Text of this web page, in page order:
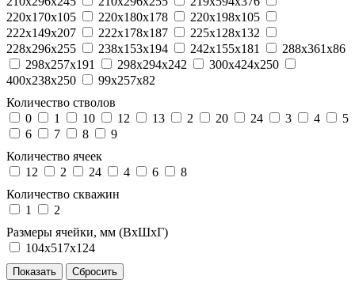
220x170x105
220x180x178
220x198x105
222x149x207
222x178x187
225x128x132
228x296x255
238x153x194 242x155x181
288x361x86
298x257x191
298x294x242
300x424x250
400x238x250
99x257x82
Количество стволов
0
1 10 12 13 2 20 24 3 4
5
6
7 8
9
Количество ячеек
12
2 24 4 6
8
Количество скважин
1
2
Размеры ячейки, мм (ВхШхГ)
104х517х124